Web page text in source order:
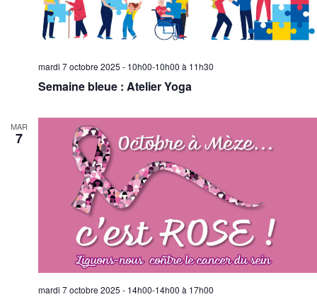
Semaine bleue : Atelier Yoga
mardi 7 octobre 2025 - 10h00-10h00 à 11h30
MAR
7
mardi 7 octobre 2025 - 14h00-14h00 à 17h00